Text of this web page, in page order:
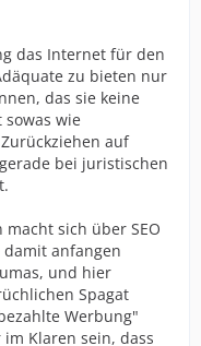
das Internet für den
zu bieten nur
das sie keine
wie
auf
bei juristischen
sich über SEO
damit anfangen
und hier
Spagat
Werbung"
Klaren sein, dass